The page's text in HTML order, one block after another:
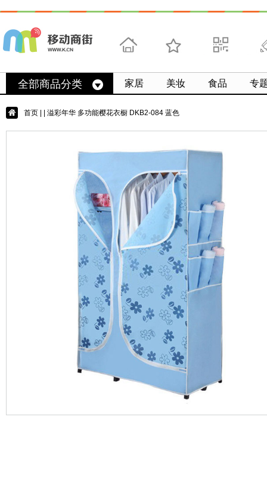
首页 收藏 求扫码 微
全部商品分类 家居 美妆 食品 专
首页 | 溢彩年华 多功能樱花衣橱 DKB2-084 蓝色